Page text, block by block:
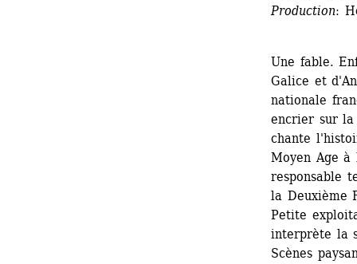
Production:
Une fable.
Galice et
nationale
encrier sur la
chante
Moyen Age à
responsable
la Deuxième
Petite
interprète la
Scènes